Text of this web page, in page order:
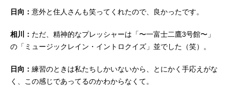
日向： 意外と住人さんも笑ってくれたので、良かったです。
相川： ただ、精神的なプレッシャーは「〜一富士二鷹3号館〜」
の「ミュージックレイン・イントロクイズ」並でした（笑）。
日向： 練習のときは私たちしかいないから、とにかく手応えがな
く、この感じであってるのかわからなくて。